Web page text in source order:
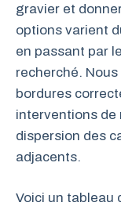
gravier et
options varient
en passant par
recherché.
bordures
interventions de
dispersion des
adjacents.
Voici un tableau